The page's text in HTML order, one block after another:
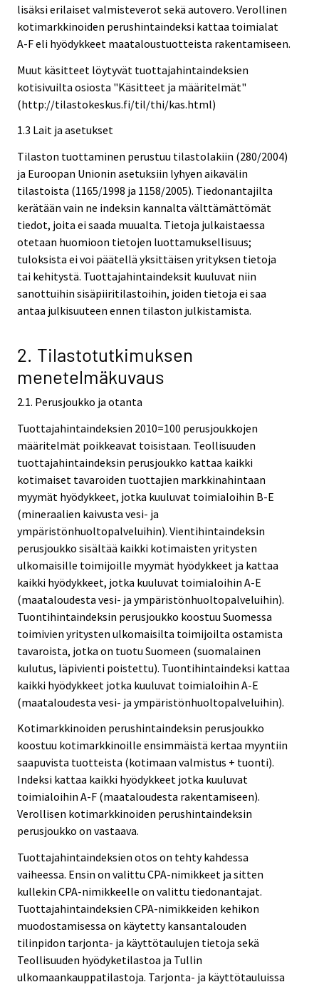
lisäksi erilaiset valmisteverot sekä autovero. Verollinen
kotimarkkinoiden perushintaindeksi kattaa toimialat
A-F eli hyödykkeet maataloustuotteista rakentamiseen.
Muut käsitteet löytyvät tuottajahintaindeksien
kotisivuilta osiosta "Käsitteet ja määritelmät"
(http://tilastokeskus.fi/til/thi/kas.html)
1.3 Lait ja asetukset
Tilaston tuottaminen perustuu tilastolakiin (280/2004)
ja Euroopan Unionin asetuksiin lyhyen aikavälin
tilastoista (1165/1998 ja 1158/2005). Tiedonantajilta
kerätään vain ne indeksin kannalta välttämättömät
tiedot, joita ei saada muualta. Tietoja julkaistaessa
otetaan huomioon tietojen luottamuksellisuus;
tuloksista ei voi päätellä yksittäisen yrityksen tietoja
tai kehitystä. Tuottajahintaindeksit kuuluvat niin
sanottuihin sisäpiiritilastoihin, joiden tietoja ei saa
antaa julkisuuteen ennen tilaston julkistamista.
2. Tilastotutkimuksen
menetelmäkuvaus
2.1. Perusjoukko ja otanta
Tuottajahintaindeksien 2010=100 perusjoukkojen
määritelmät poikkeavat toisistaan. Teollisuuden
tuottajahintaindeksin perusjoukko kattaa kaikki
kotimaiset tavaroiden tuottajien markkinahintaan
myymät hyödykkeet, jotka kuuluvat toimialoihin B-E
(mineraalien kaivusta vesi- ja
ympäristönhuoltopalveluihin). Vientihintaindeksin
perusjoukko sisältää kaikki kotimaisten yritysten
ulkomaisille toimijoille myymät hyödykkeet ja kattaa
kaikki hyödykkeet, jotka kuuluvat toimialoihin A-E
(maataloudesta vesi- ja ympäristönhuoltopalveluihin).
Tuontihintaindeksin perusjoukko koostuu Suomessa
toimivien yritysten ulkomaisilta toimijoilta ostamista
tavaroista, jotka on tuotu Suomeen (suomalainen
kulutus, läpivienti poistettu). Tuontihintaindeksi kattaa
kaikki hyödykkeet jotka kuuluvat toimialoihin A-E
(maataloudesta vesi- ja ympäristönhuoltopalveluihin).
Kotimarkkinoiden perushintaindeksin perusjoukko
koostuu kotimarkkinoille ensimmäistä kertaa myyntiin
saapuvista tuotteista (kotimaan valmistus + tuonti).
Indeksi kattaa kaikki hyödykkeet jotka kuuluvat
toimialoihin A-F (maataloudesta rakentamiseen).
Verollisen kotimarkkinoiden perushintaindeksin
perusjoukko on vastaava.
Tuottajahintaindeksien otos on tehty kahdessa
vaiheessa. Ensin on valittu CPA-nimikkeet ja sitten
kullekin CPA-nimikkeelle on valittu tiedonantajat.
Tuottajahintaindeksien CPA-nimikkeiden kehikon
muodostamisessa on käytetty kansantalouden
tilinpidon tarjonta- ja käyttötaulujen tietoja sekä
Teollisuuden hyödyketilastoa ja Tullin
ulkomaankauppatilastoja. Tarjonta- ja käyttötauluissa